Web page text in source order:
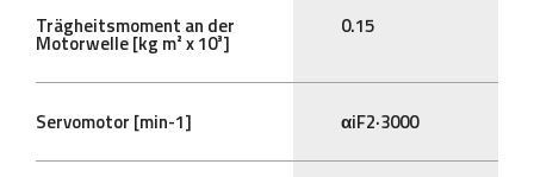
Trägheitsmoment an der
Motorwelle [kg m² x 10³]
0.15
Servomotor [min-1] αiF2·3000